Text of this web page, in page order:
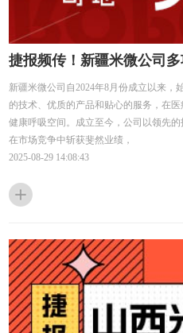
捷报频传！新疆米微公司
新疆米微公司自2024年8月份成立以来，
的技术、优质的产品和贴心的服务，在
健康呼吸空间。成立至今，公司以领先
在市场竞争中斩获斐然业绩，
2025-08-29 14:08:43